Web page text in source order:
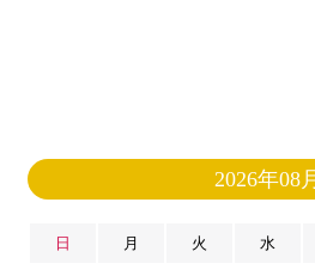
2026年08月
日 月 火 水